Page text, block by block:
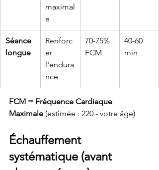
maximal
e
Séance
longue
Renforc
er
l'endura
nce
70-75%
FCM
40-60
min
FCM = Fréquence Cardiaque
Maximale (estimée : 220 - votre âge)
Échauffement
systématique (avant